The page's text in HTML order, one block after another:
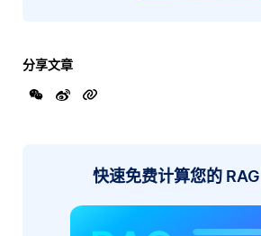
分享文章
快速免费计算您的